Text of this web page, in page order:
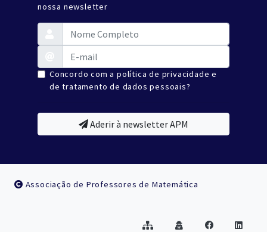
nossa newsletter
Concordo com a política de privacidade e
de tratamento de dados pessoais?
Aderir à newsletter APM
Associação de Professores de Matemática